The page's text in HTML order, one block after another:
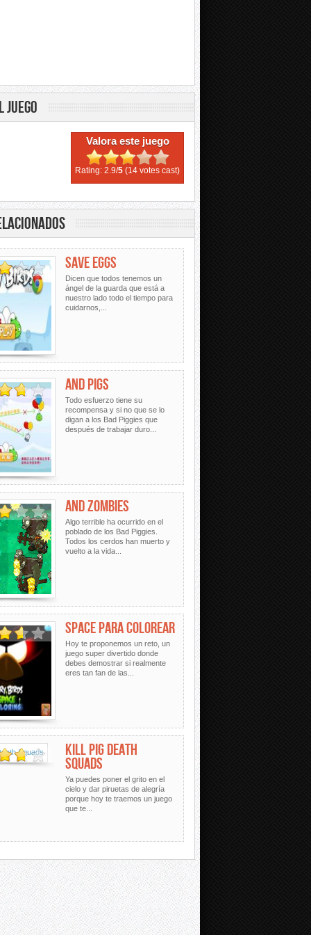
JUEGO
Valora este juego
Rating: 2.9/5 (14 votes cast)
SAVE EGGS
Dicen que todos tenemos un
ángel de la guarda que está a
nuestro lado todo el tiempo para
cuidarnos,...
AND PIGS
Todo esfuerzo tiene su
recompensa y si no que se lo
digan a los Bad Piggies que
después de trabajar duro...
AND ZOMBIES
Algo terrible ha ocurrido en el
poblado de los Bad Piggies.
Todos los cerdos han muerto y
vuelto a la vida...
SPACE PARA COLOREAR
Hoy te proponemos un reto, un
juego super divertido donde
debes demostrar si realmente
eres tan fan de las...
KILL PIG DEATH
SQUADS
Ya puedes poner el grito en el
cielo y dar piruetas de alegría
porque hoy te traemos un juego
que te...